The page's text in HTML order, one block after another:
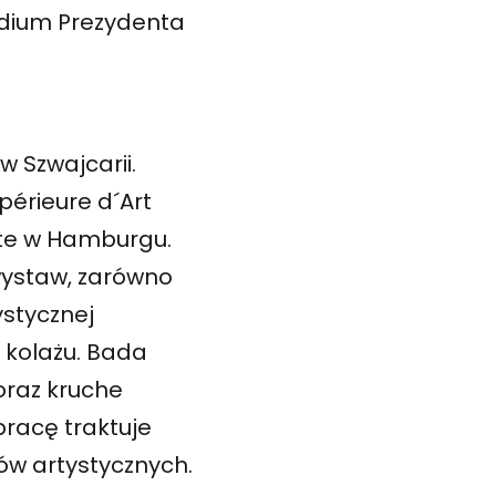
Prezydenta
Szwajcarii.
d´Art
w Hamburgu.
zarówno
Bada
kruche
traktuje
artystycznych.